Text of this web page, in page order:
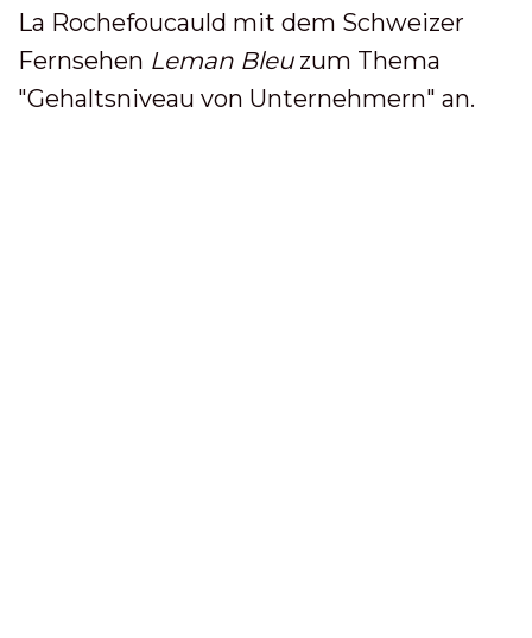
La Rochefoucauld mit dem Schweizer
Fernsehen Leman Bleuzum Thema
"Gehaltsniveau von Unternehmern" an.